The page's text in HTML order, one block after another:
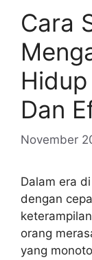
Cara
Dan
November
Dalam era
dengan
orang
yang